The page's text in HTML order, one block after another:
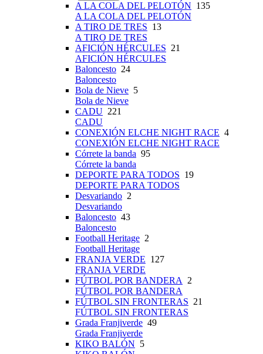
A LA COLA DEL PELOTÓN 135
A LA COLA DEL PELOTÓN
A TIRO DE TRES 13
A TIRO DE TRES
AFICIÓN HÉRCULES 21
AFICIÓN HÉRCULES
Baloncesto 24
Baloncesto
Bola de Nieve 5
Bola de Nieve
CADU 221
CADU
CONEXIÓN ELCHE NIGHT RACE 4
CONEXIÓN ELCHE NIGHT RACE
Córrete la banda 95
Córrete la banda
DEPORTE PARA TODOS 19
DEPORTE PARA TODOS
Desvariando 2
Desvariando
Baloncesto 43
Baloncesto
Football Heritage 2
Football Heritage
FRANJA VERDE 127
FRANJA VERDE
FÚTBOL POR BANDERA
2
FÚTBOL POR BANDERA
FÚTBOL SIN FRONTERAS 21
FÚTBOL SIN FRONTERAS
Grada Franjiverde 49
Grada Franjiverde
KIKO BALÓN 5